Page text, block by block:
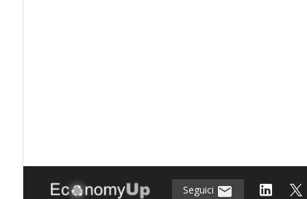
Seguici